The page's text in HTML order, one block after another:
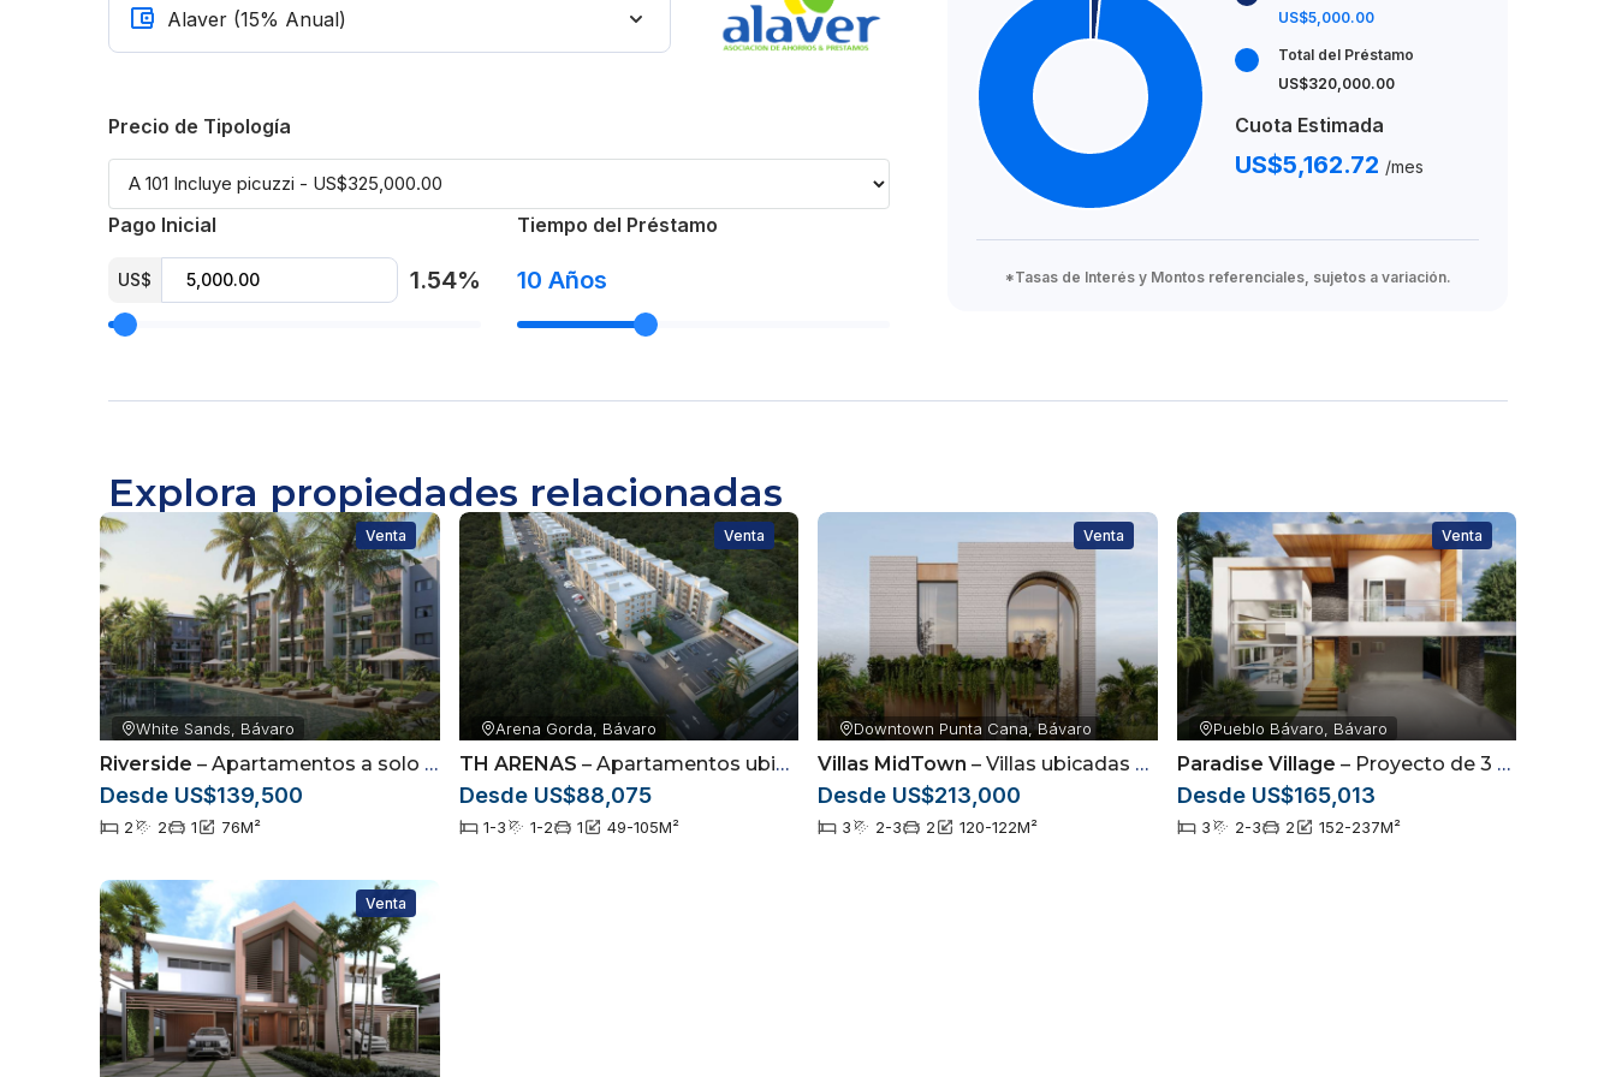
Precio de Tipología
Pago Inicial
US$ 1.54%
Tiempo del Préstamo
10 Años
US$5,000.00
Total del Préstamo
US$320,000.00
Cuota Estimada
US$5,162.72 /mes
*Tasas de Interés y Montos referenciales, sujetos a variación.
Explora propiedades relacionadas
Venta
White Sands, Bávaro
Riverside – Apartamentos a solo 3 minutos de la playa de White Sands Punta Cana
Desde US$139,500
2 2 1 76M²
Venta
Arena Gorda, Bávaro
TH ARENAS – Apartamentos ubicados en Arena Gorda, Punta Cana
Desde US$88,075
1-3 1-2 1 49-105M²
Venta
Downtown Punta Cana, Bávaro
Villas MidTown – Villas ubicadas en Downtown, Punta Cana
Desde US$213,000
3 2-3 2 120-122M²
Venta
Pueblo Bávaro, Bávaro
Paradise Village – Proyecto de 3 modelos de villas en Punta Cana
Desde US$165,013
3 2-3 2 152-237M²
Venta